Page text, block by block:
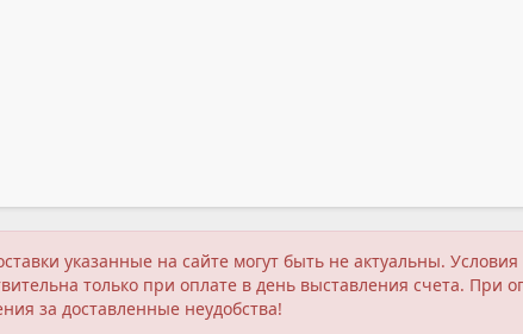
указанные на сайте могут быть не актуальны.
только при оплате в день выставления счета.
за доставленные неудобства!